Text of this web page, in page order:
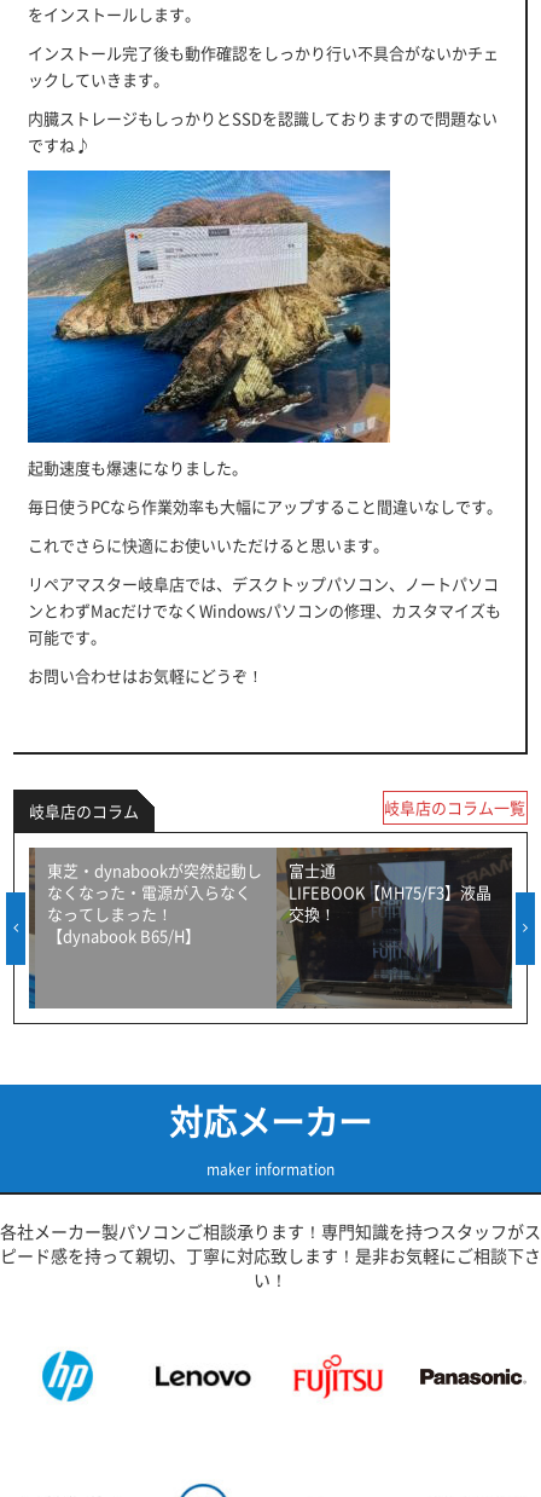
をインストールします。
インストール完了後も動作確認をしっかり行い不具合がないかチェ
ックしていきます。
内臓ストレージもしっかりとSSDを認識しておりますので問題ない
ですね♪
起動速度も爆速になりました。
毎日使うPCなら作業効率も大幅にアップすること間違いなしです。
これでさらに快適にお使いいただけると思います。
リペアマスター岐阜店では、デスクトップパソコン、ノートパソコ
ンとわずMacだけでなくWindowsパソコンの修理、カスタマイズも
可能です。
お問い合わせはお気軽にどうぞ！
岐阜店のコラム 岐阜店のコラム一覧
東芝・dynabookが突然起動し
なくなった・電源が入らなく
なってしまった！
【dynabook B65/H】
富士通
LIFEBOOK【MH75/F3】液晶
交換！
対応メーカー
maker information
各社メーカー製パソコンご相談承ります！専門知識を持つスタッフがス
ピード感を持って親切、丁寧に対応致します！是非お気軽にご相談下さ
い！